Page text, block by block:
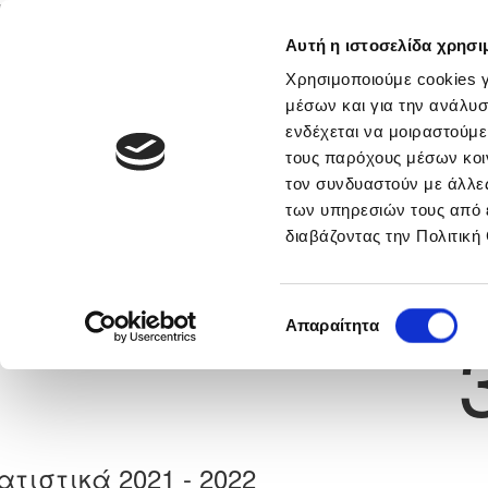
Αυτή η ιστοσελίδα
Χρησιμοποιούμε cookies
μέσων και για την
ενδέχεται να
τους παρόχους μέσων
τον συνδυαστούν με
των υπηρεσιών τους από
διαβάζοντας την
συγκατάθεσης
Απαραίτητα
Νέα & Πληροφορίες Εθνικές Ομάδες
Previous
BLACKSON NKOUDJO
Νούμερο
2021 - 2022